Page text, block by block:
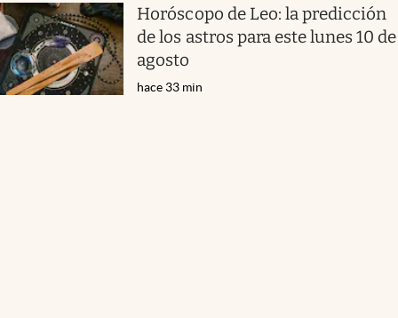
Horóscopo de Leo: la predicción
de los astros para este lunes 10 de
agosto
hace 33 min